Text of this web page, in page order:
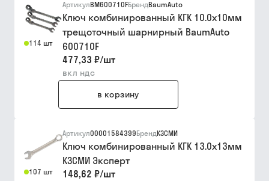
114 шт
АртикулBM600710FБрендBaumAuto
Ключ комбинированный КГК 10.0х10мм
трещоточный шарнирный BaumAuto
600710F
477,33 ₽/шт
вкл ндс
в корзину
107 шт
Артикул00001584399БрендКЗСМИ
Ключ комбинированный КГК 13.0х13мм
КЗСМИ Эксперт
148,62 ₽/шт